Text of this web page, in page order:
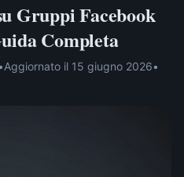
Gruppi Facebook
Completa
•Aggiornato il 15 giugno 2026•